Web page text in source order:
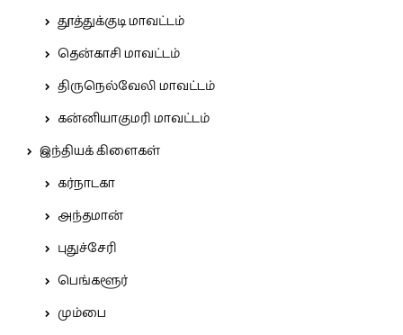
தூத்துக்குடி மாவட்டம்
தென்காசி மாவட்டம்
திருநெல்வேலி மாவட்டம்
கன்னியாகுமரி மாவட்டம்
இந்தியக் கிளைகள்
கர்நாடகா
அந்தமான்
புதுச்சேரி
பெங்களூர்
மும்பை